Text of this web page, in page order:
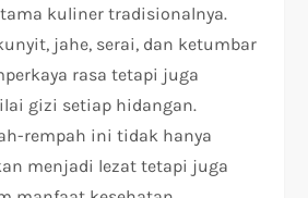
kuliner tradisionalnya.
jahe, serai, dan ketumbar
rasa tetapi juga
gizi setiap hidangan.
rempah ini tidak hanya
menjadi lezat tetapi juga